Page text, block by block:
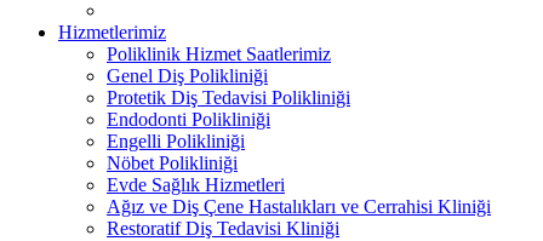
Hizmetlerimiz
Poliklinik Hizmet Saatlerimiz
Genel Diş Polikliniği
Protetik Diş Tedavisi Polikliniği
Endodonti Polikliniği
Engelli Polikliniği
Nöbet Polikliniği
Evde Sağlık Hizmetleri
Ağız ve Diş Çene Hastalıkları ve Cerrahisi Kliniği
Restoratif Diş Tedavisi Kliniği